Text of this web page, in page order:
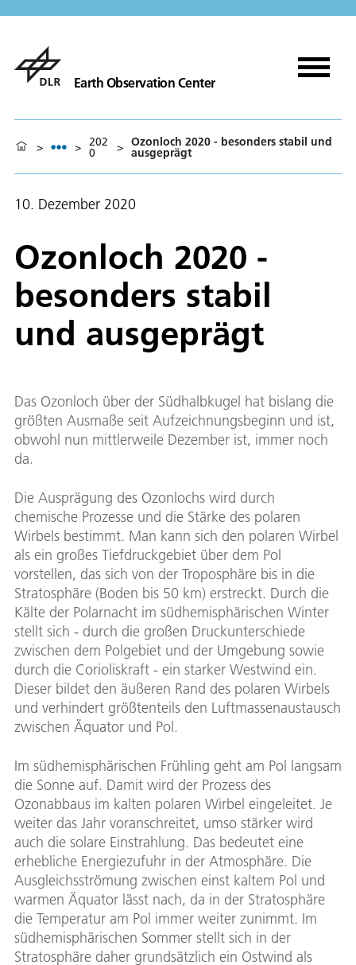
Earth Observation Center
> > 202
0 > Ozonloch 2020 - besonders stabil und
ausgeprägt
10. Dezember 2020
Ozonloch 2020 -
besonders stabil
und ausgeprägt
Das Ozonloch über der Südhalbkugel hat bislang die
größten Ausmaße seit Aufzeichnungsbeginn und ist,
obwohl nun mittlerweile Dezember ist, immer noch
da.
Die Ausprägung des Ozonlochs wird durch
chemische Prozesse und die Stärke des polaren
Wirbels bestimmt. Man kann sich den polaren Wirbel
als ein großes Tiefdruckgebiet über dem Pol
vorstellen, das sich von der Troposphäre bis in die
Stratosphäre (Boden bis 50 km) erstreckt. Durch die
Kälte der Polarnacht im südhemisphärischen Winter
stellt sich - durch die großen Druckunterschiede
zwischen dem Polgebiet und der Umgebung sowie
durch die Corioliskraft - ein starker Westwind ein.
Dieser bildet den äußeren Rand des polaren Wirbels
und verhindert größtenteils den Luftmassenaustausch
zwischen Äquator und Pol.
Im südhemisphärischen Frühling geht am Pol langsam
die Sonne auf. Damit wird der Prozess des
Ozonabbaus im kalten polaren Wirbel eingeleitet. Je
weiter das Jahr voranschreitet, umso stärker wird
auch die solare Einstrahlung. Das bedeutet eine
erhebliche Energiezufuhr in der Atmosphäre. Die
Ausgleichsströmung zwischen einst kaltem Pol und
warmen Äquator lässt nach, da in der Stratosphäre
die Temperatur am Pol immer weiter zunimmt. Im
südhemisphärischen Sommer stellt sich in der
Stratosphäre daher grundsätzlich ein Ostwind als